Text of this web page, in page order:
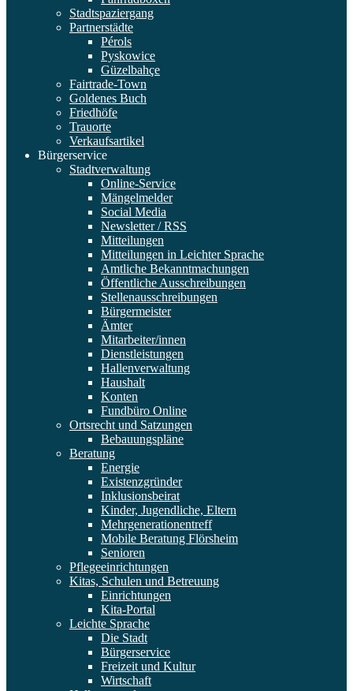
Stadtspaziergang
Partnerstädte
Pérols
Pyskowice
Güzelbahçe
Fairtrade-Town
Goldenes Buch
Friedhöfe
Trauorte
Verkaufsartikel
Bürgerservice
Stadtverwaltung
Online-Service
Mängelmelder
Social Media
Newsletter / RSS
Mitteilungen
Mitteilungen in Leichter Sprache
Amtliche Bekanntmachungen
Öffentliche Ausschreibungen
Stellenausschreibungen
Bürgermeister
Ämter
Mitarbeiter/innen
Dienstleistungen
Hallenverwaltung
Haushalt
Konten
Fundbüro Online
Ortsrecht und Satzungen
Bebauungspläne
Beratung
Energie
Existenzgründer
Inklusionsbeirat
Kinder, Jugendliche, Eltern
Mehrgenerationentreff
Mobile Beratung Flörsheim
Senioren
Pflegeeinrichtungen
Kitas, Schulen und Betreuung
Einrichtungen
Kita-Portal
Leichte Sprache
Die Stadt
Bürgerservice
Freizeit und Kultur
Wirtschaft